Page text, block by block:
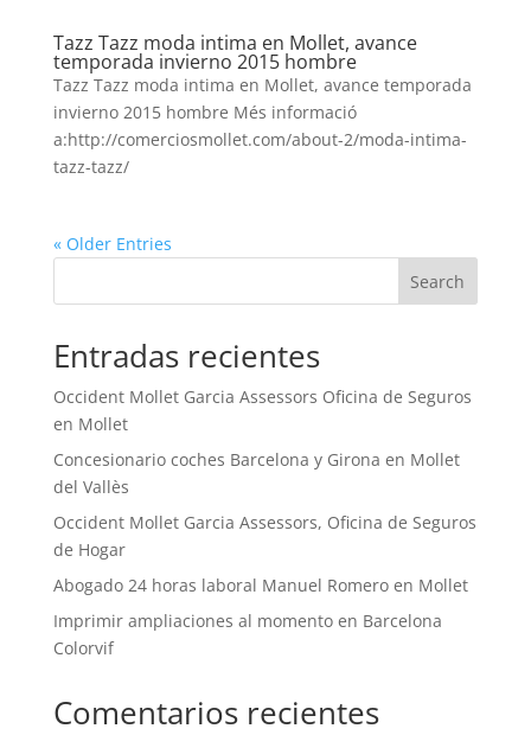
Tazz Tazz moda intima en Mollet, avance
temporada invierno 2015 hombre
Tazz Tazz moda intima en Mollet, avance temporada
invierno 2015 hombre Més informació
a:http://comerciosmollet.com/about-2/moda-intima-
tazz-tazz/
« Older Entries
Search
Entradas recientes
Occident Mollet Garcia Assessors Oficina de Seguros
en Mollet
Concesionario coches Barcelona y Girona en Mollet
del Vallès
Occident Mollet Garcia Assessors, Oficina de Seguros
de Hogar
Abogado 24 horas laboral Manuel Romero en Mollet
Imprimir ampliaciones al momento en Barcelona
Colorvif
Comentarios recientes